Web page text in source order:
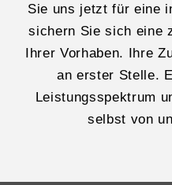
Sie uns jetzt für eine
sichern Sie sich eine
Ihrer Vorhaben. Ihre
an erster Stelle.
Leistungsspektrum
selbst von